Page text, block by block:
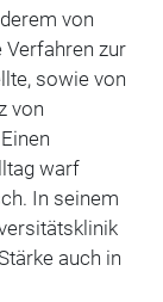
von
Verfahren zur
sowie von
von
warf
In seinem
auch in